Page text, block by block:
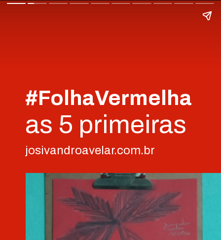
#FolhaVermelha
josivandroavelar.com.br
as 5 primeiras